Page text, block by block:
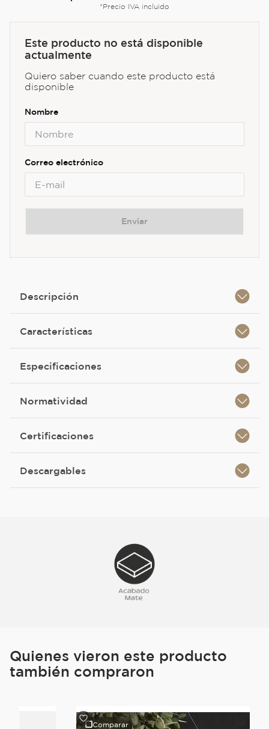
*Precio IVA incluido
Este producto no está disponible
actualmente
Quiero saber cuando este producto está
disponible
Enviar
Descripción
Características
Especificaciones
Normatividad
Certificaciones
Descargables
Quienes vieron este producto
también compraron
Comparar